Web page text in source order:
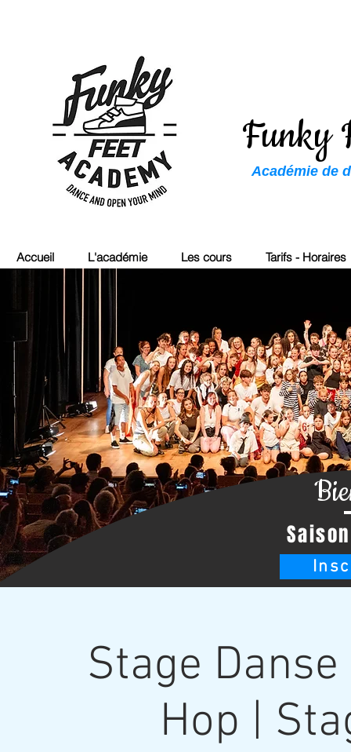
Accueil L'académie Les cours Tarifs - Horaires
Académie de
Funky
Stage
Hop |